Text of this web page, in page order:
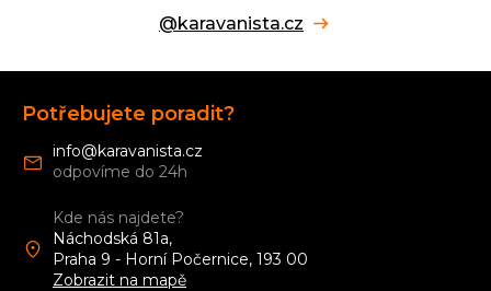
@karavanista.cz
Potřebujete poradit?
info@karavanista.cz
Kde nás najdete?
Náchodská 81a,
Praha 9 - Horní Počernice, 193 00
Zobrazit na mapě